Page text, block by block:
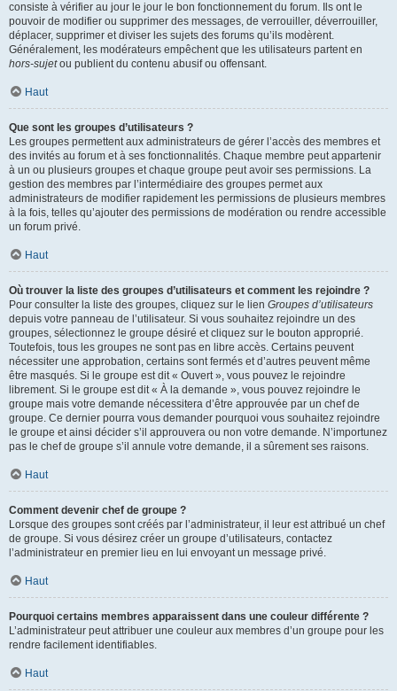
consiste à vérifier au jour le jour le bon fonctionnement du forum. Ils ont le
pouvoir de modifier ou supprimer des messages, de verrouiller, déverrouiller,
déplacer, supprimer et diviser les sujets des forums qu’ils modèrent.
Généralement, les modérateurs empêchent que les utilisateurs partent en
hors-sujetou publient du contenu abusif ou offensant.
Haut
Que sont les groupes d’utilisateurs ?
Les groupes permettent aux administrateurs de gérer l’accès des membres et
des invités au forum et à ses fonctionnalités. Chaque membre peut appartenir
à un ou plusieurs groupes et chaque groupe peut avoir ses permissions. La
gestion des membres par l’intermédiaire des groupes permet aux
administrateurs de modifier rapidement les permissions de plusieurs membres
à la fois, telles qu’ajouter des permissions de modération ou rendre accessible
un forum privé.
Haut
Où trouver la liste des groupes d’utilisateurs et comment les rejoindre ?
Pour consulter la liste des groupes, cliquez sur le lien Groupes d’utilisateurs
depuis votre panneau de l’utilisateur. Si vous souhaitez rejoindre un des
groupes, sélectionnez le groupe désiré et cliquez sur le bouton approprié.
Toutefois, tous les groupes ne sont pas en libre accès. Certains peuvent
nécessiter une approbation, certains sont fermés et d’autres peuvent même
être masqués. Si le groupe est dit « Ouvert », vous pouvez le rejoindre
librement. Si le groupe est dit « À la demande », vous pouvez rejoindre le
groupe mais votre demande nécessitera d’être approuvée par un chef de
groupe. Ce dernier pourra vous demander pourquoi vous souhaitez rejoindre
le groupe et ainsi décider s’il approuvera ou non votre demande. N’importunez
pas le chef de groupe s’il annule votre demande, il a sûrement ses raisons.
Haut
Comment devenir chef de groupe ?
Lorsque des groupes sont créés par l’administrateur, il leur est attribué un chef
de groupe. Si vous désirez créer un groupe d’utilisateurs, contactez
l’administrateur en premier lieu en lui envoyant un message privé.
Haut
Pourquoi certains membres apparaissent dans une couleur différente ?
L’administrateur peut attribuer une couleur aux membres d’un groupe pour les
rendre facilement identifiables.
Haut